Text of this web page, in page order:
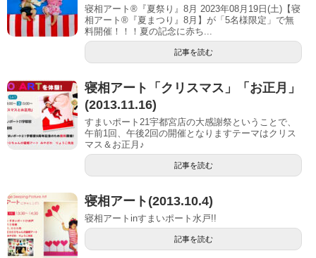
寝相アート®『夏祭り』8月 2023年08月19日(土)【寝
相アート®︎『夏まつり』8月】が「5名様限定」で無
料開催！！！夏の記念に赤ち...
記事を読む
寝相アート「クリスマス」「お正月」
(2013.11.16)
すまいポート21宇都宮店の大感謝祭ということで、
午前1回、午後2回の開催となりますテーマはクリス
マス＆お正月♪
記事を読む
寝相アート(2013.10.4)
寝相アートinすまいポート水戸!!
記事を読む